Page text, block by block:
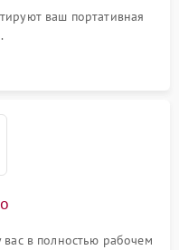
ваш портативная
вас в полностью рабочем